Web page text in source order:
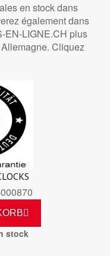
en stock dans
également dans
EN-LIGNE.CH plus
Cliquez
stock